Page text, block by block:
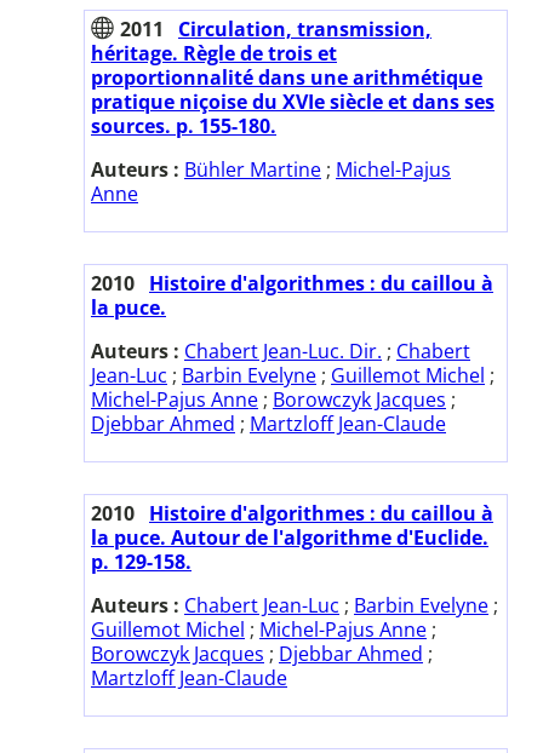
2011
Circulation, transmission,
héritage. Règle de trois et
proportionnalité dans une arithmétique
pratique niçoise du XVIe siècle et dans ses
sources. p. 155-180.
Auteurs : Bühler Martine ; Michel-Pajus
Anne
2010 Histoire d'algorithmes : du caillou à
la puce.
Auteurs : Chabert Jean-Luc. Dir. ; Chabert
Jean-Luc ; Barbin Evelyne ; Guillemot Michel ;
Michel-Pajus Anne ; Borowczyk Jacques ;
Djebbar Ahmed ; Martzloff Jean-Claude
2010 Histoire d'algorithmes : du caillou à
la puce. Autour de l'algorithme d'Euclide.
p. 129-158.
Auteurs : Chabert Jean-Luc ; Barbin Evelyne ;
Guillemot Michel ; Michel-Pajus Anne ;
Borowczyk Jacques ; Djebbar Ahmed ;
Martzloff Jean-Claude